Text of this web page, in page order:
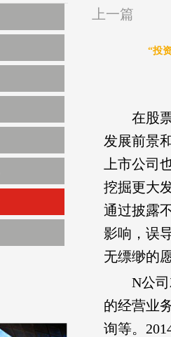
上一篇
“投
在股
发展前景
上市公司
挖掘更大
通过披露
影响，误
无缥缈的
N公
的经营业
询等。